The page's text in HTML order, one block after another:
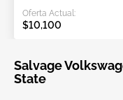
Oferta Actual:
$10,100
Salvage
State